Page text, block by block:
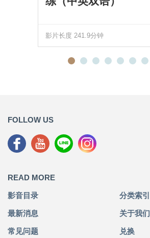
影片长度 241.9分钟
FOLLOW US
READ MORE
影音目录 分类索引
最新消息 关于我们
常见问题 兑换